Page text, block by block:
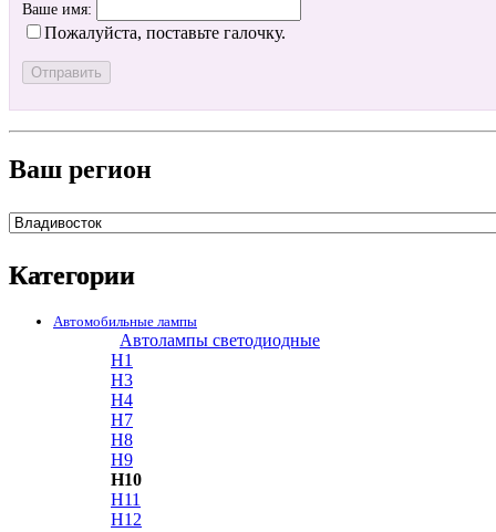
Ваше имя:
Пожалуйста, поставьте галочку.
Ваш регион
Категории
Автомобильные лампы
Автолампы светодиодные
H1
H3
H4
H7
H8
H9
H10
H11
H12